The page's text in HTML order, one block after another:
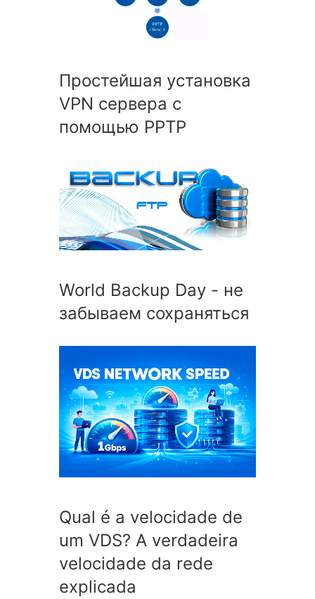
Простейшая установка
VPN сервера с
помощью PPTP
World Backup Day - не
забываем сохраняться
Qual é a velocidade de
um VDS? A verdadeira
velocidade da rede
explicada